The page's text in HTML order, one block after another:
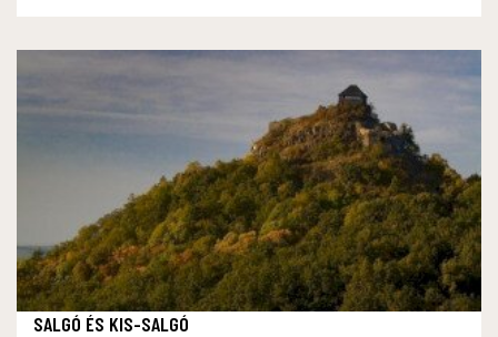
SALGÓ ÉS KIS-SALGÓ